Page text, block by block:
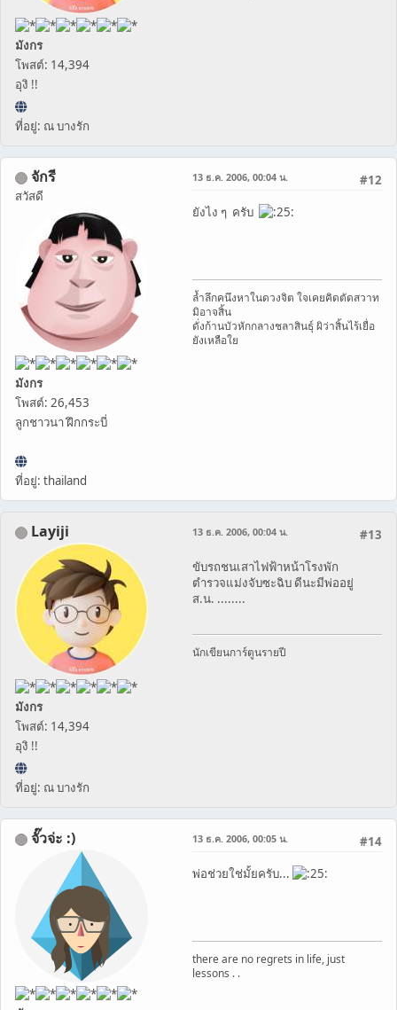
มังกร
โพสต์: 14,394
อุงิ !!
ที่อยู่: ณ บางรัก
จักรี
สวัสดี
มังกร
โพสต์: 26,453
ลูกชาวนา ฝึกกระบี่
ที่อยู่: thailand
#12
13 ธ.ค. 2006, 00:04 น.
ยังไง ๆ ครับ
ล้ำลึกคนึงหาในดวงจิต ใจเคยคิดตัดสวาท
มิอาจสิ้น
ดั่งก้านบัวหักกลางชลาสินธุ์ ผิว่าสิ้นไร้เยื่อ
ยังเหลือใย
Layiji
มังกร
โพสต์: 14,394
อุงิ !!
ที่อยู่: ณ บางรัก
#13
13 ธ.ค. 2006, 00:04 น.
ขับรถชนเสาไฟฟ้าหน้าโรงพัก
ตำรวจแม่งจับซะฉิบ ดีนะมีพ่ออยู่
ส.น. ........
นักเขียนการ์ตูนรายปี
จั๊วจ่ะ :) #14
13 ธ.ค. 2006, 00:05 น.
พ่อช่วยใช่มั้ยครับ...
there are no regrets in life, just
lessons . .